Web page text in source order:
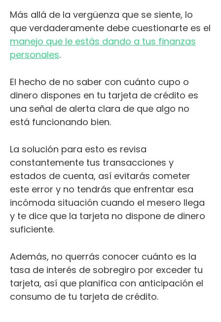
Más allá de la vergüenza que se siente, lo
que verdaderamente debe cuestionarte es el
manejo que le estás dando a tus finanzas
personales.
El hecho de no saber con cuánto cupo o
dinero dispones en tu tarjeta de crédito es
una señal de alerta clara de que algo no
está funcionando bien.
La solución para esto es revisa
constantemente tus transacciones y
estados de cuenta, así evitarás cometer
este error y no tendrás que enfrentar esa
incómoda situación cuando el mesero llega
y te dice que la tarjeta no dispone de dinero
suficiente.
Además, no querrás conocer cuánto es la
tasa de interés de sobregiro por exceder tu
tarjeta, así que planifica con anticipación el
consumo de tu tarjeta de crédito.